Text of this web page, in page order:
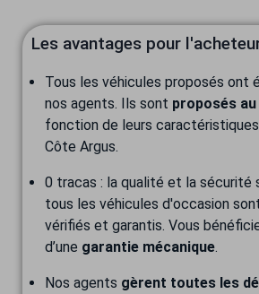
Les avantages pour
Tous les véhicules proposés ont
nos agents. Ils sont proposés
fonction de leurs
Côte Argus.
0 tracas : la qualité et la sécurité
tous les véhicules d'occasion
vérifiés et garantis. Vous
d’une garantie mécanique.
Nos agents gèrent toutes les